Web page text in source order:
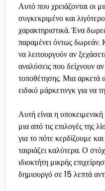
Αυτό που χρειάζονται οι
συγκεκριμένο και
χαρακτηριστικά. Ένα
παραμένει όντως δωρεάν.
να λειτουργούν αν
αναλύσεις που δείχνουν
τοποθέτησης. Μια αρκετά
ειδικό μάρκετινγκ για να
Αυτή είναι η
μια από τις επιλογές της
για το πότε κερδίζουμε
ταιριάζει καλύτερα. Ο
ιδιοκτήτη μικρής
δημιουργό σε 15 λεπτά